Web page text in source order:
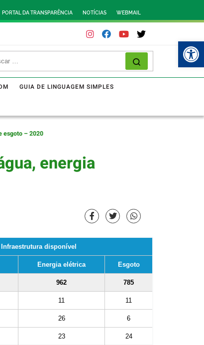
PORTAL DA TRANSPARÊNCIA NOTÍCIAS WEBMAIL
GUIA DE LINGUAGEM SIMPLES
esgoto – 2020
energia
Infraestrutura disponível
Energia elétrica Esgoto
962 785
11 11
26 6
23 24